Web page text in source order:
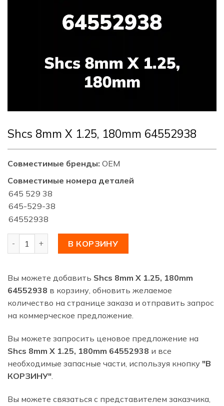
Shcs 8mm X 1.25, 180mm 64552938
Совместимые бренды: OEM
Совместимые номера деталей
645 529 38
645-529-38
64552938
В КОРЗИНУ
Вы можете добавить Shcs 8mm X 1.25, 180mm
64552938 в корзину, обновить желаемое
количество на странице заказа и отправить запрос
на коммерческое предложение.
Вы можете запросить ценовое предложение на
Shcs 8mm X 1.25, 180mm 64552938 и все
необходимые запасные части, используя кнопку "В
КОРЗИНУ".
Вы можете связаться с представителем заказчика,